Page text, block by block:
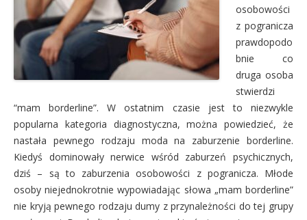
osobowości
z pogranicza
prawdopodo
bnie co
druga osoba
stwierdzi
“mam borderline”. W ostatnim czasie jest to niezwykle
popularna kategoria diagnostyczna, można powiedzieć, że
nastała pewnego rodzaju moda na zaburzenie borderline.
Kiedyś dominowały nerwice wśród zaburzeń psychicznych,
dziś – są to zaburzenia osobowości z pogranicza. Młode
osoby niejednokrotnie wypowiadając słowa „mam borderline”
nie kryją pewnego rodzaju dumy z przynależności do tej grupy